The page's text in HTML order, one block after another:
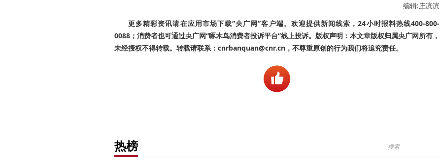
编辑:庄滨滨
更多精彩资讯请在应用市场下载“央广网”客户端。欢迎提供新闻线索，24小时报料热线400-800-
0088；消费者也可通过央广网“啄木鸟消费者投诉平台”线上投诉。版权声明：本文章版权归属央广网所有，
未经授权不得转载。转载请联系：cnrbanquan@cnr.cn，不尊重原创的行为我们将追究责任。
热榜